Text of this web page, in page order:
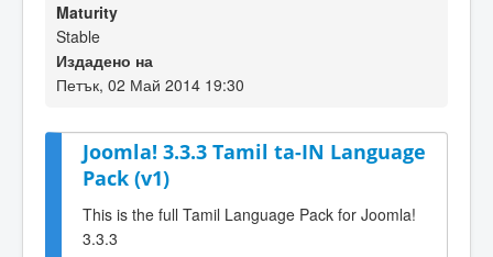
Maturity
Stable
Издадено на
Петък, 02 Май 2014 19:30
Joomla! 3.3.3 Tamil ta-IN Language
Pack (v1)
This is the full Tamil Language Pack for Joomla!
3.3.3